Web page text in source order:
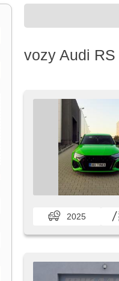
vozy Audi
2025